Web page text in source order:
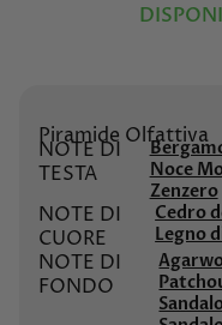
Piramide Olfattiva
NOTE DI
TESTA
Noce
Zenzero
NOTE DI
CUORE
Cedro
Legno
NOTE DI
FONDO